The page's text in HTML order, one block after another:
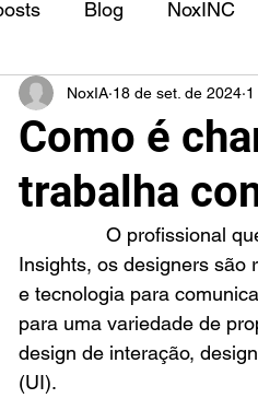
Blog NoxINC
Como é
trabalha
NoxIA 18 de set. de 2024
Insights, os designers são
e tecnologia para
para uma variedade de
design de interação,
(UI).